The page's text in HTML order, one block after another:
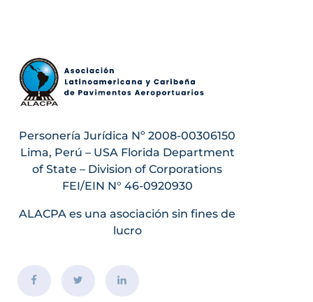
Personería Jurídica Nº 2008-00306150
Lima, Perú – USA Florida Department
of State – Division of Corporations
FEI/EIN N° 46-0920930
ALACPA es una asociación sin fines de
lucro